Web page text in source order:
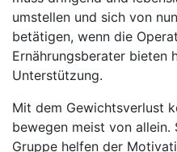
umstellen und sich von
betätigen, wenn die
Ernährungsberater bieten
Unterstützung.
Mit dem Gewichtsverlust
bewegen meist von
Gruppe helfen der